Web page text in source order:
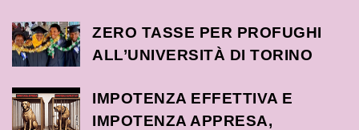
ZERO TASSE PER PROFUGHI
ALL’UNIVERSITÀ DI TORINO
IMPOTENZA EFFETTIVA E
IMPOTENZA APPRESA,